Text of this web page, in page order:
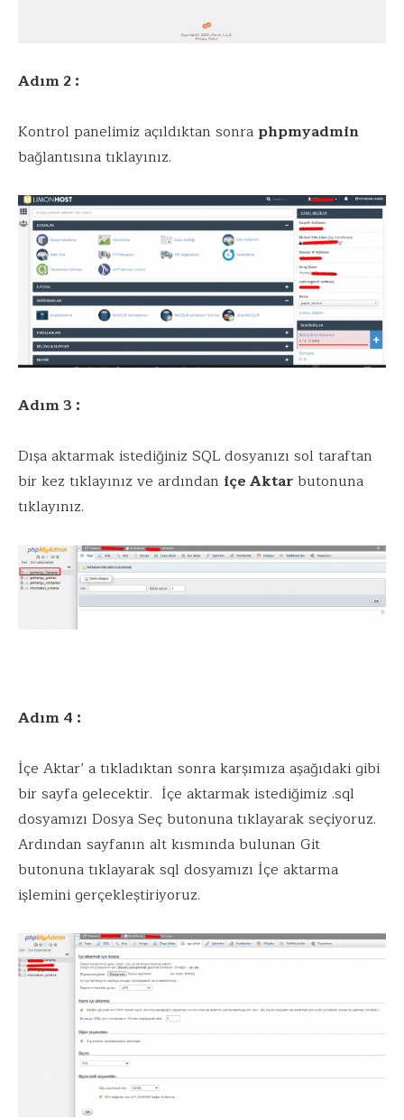
Adım 2 :
Kontrol panelimiz açıldıktan sonra phpmyadmin
bağlantısına tıklayınız.
Adım 3 :
Dışa aktarmak istediğiniz SQL dosyanızı sol taraftan
bir kez tıklayınız ve ardından içe Aktarbutonuna
tıklayınız.
Adım 4 :
İçe Aktar’ a tıkladıktan sonra karşımıza aşağıdaki gibi
bir sayfa gelecektir. İçe aktarmak istediğimiz .sql
dosyamızı Dosya Seç butonuna tıklayarak seçiyoruz.
Ardından sayfanın alt kısmında bulunan Git
butonuna tıklayarak sql dosyamızı İçe aktarma
işlemini gerçekleştiriyoruz.